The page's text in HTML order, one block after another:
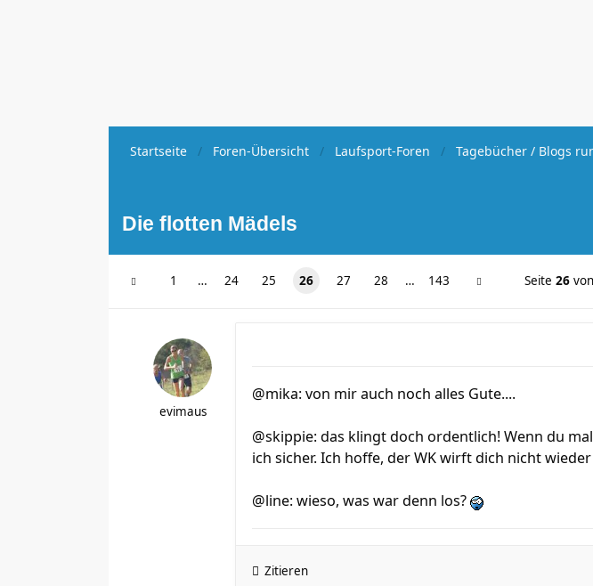
Startseite Foren-Übersicht Laufsport-Foren Tagebücher / Blogs
Die flotten Mädels
1 … 24 25 26 27 28 … 143 Seite 26 von
evimaus
@mika: von mir auch noch alles Gute....
@skippie: das klingt doch ordentlich! Wenn du
ich sicher. Ich hoffe, der WK wirft dich nicht
@line: wieso, was war denn los?
Zitieren